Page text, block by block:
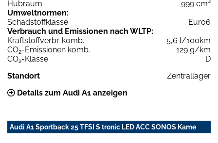
Hubraum
999 cm³
Umweltnormen:
Schadstoffklasse
Euro6
Verbrauch und Emissionen nach WLTP:
Kraftstoffverbr. komb.
5,6 l/100km
CO2-Emissionen komb.
129 g/km
CO2-Klasse
D
Standort
Zentrallager
Details zum Audi A1 anzeigen
Audi A1 Sportback 25 TFSI S tronic LED ACC SONOS Kame